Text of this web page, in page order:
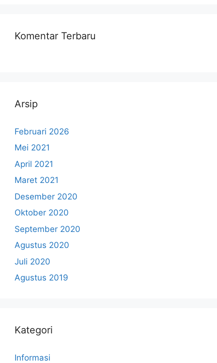
Komentar Terbaru
Arsip
Februari 2026
Mei 2021
April 2021
Maret 2021
Desember 2020
Oktober 2020
September 2020
Agustus 2020
Juli 2020
Agustus 2019
Kategori
Informasi